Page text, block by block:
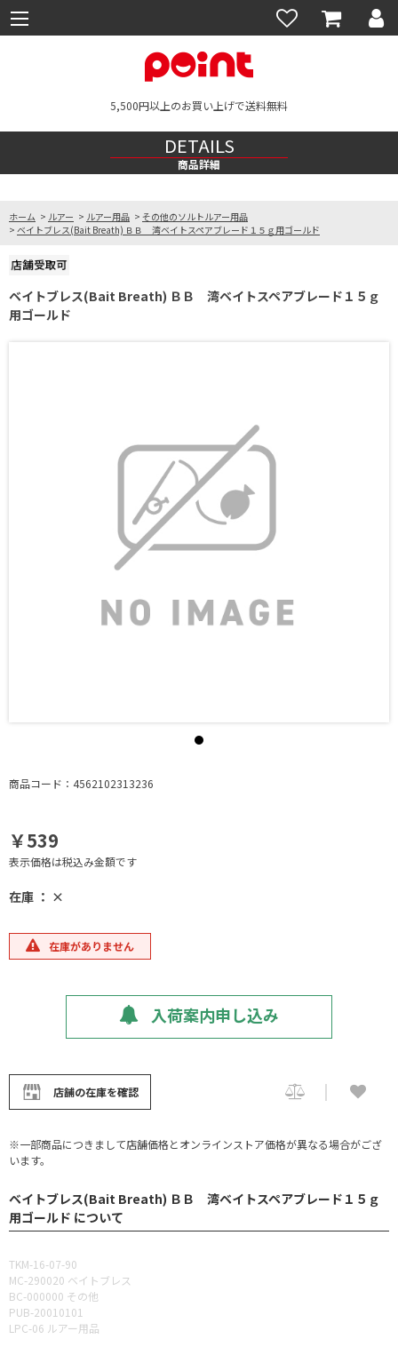
5,500円以上のお買い上げで送料無料
DETAILS
商品詳細
ホーム > ルアー > ルアー用品 > その他のソルトルアー用品
> ベイトブレス(Bait Breath) ＢＢ 湾ベイトスペアブレード１５ｇ用ゴールド
ベイトブレス(Bait Breath) ＢＢ 湾ベイトスペアブレード１５ｇ
用ゴールド
商品コード：4562102313236
￥539
表示価格は税込み金額です
在庫 ： ×
在庫がありません
入荷案内申し込み
店舗の在庫を確認
※一部商品につきまして店舗価格とオンラインストア価格が異なる場合がござ
います。
ベイトブレス(Bait Breath) ＢＢ 湾ベイトスペアブレード１５ｇ
用ゴールド について
TKM-16-07-90
MC-290020 ベイトブレス
BC-000000 その他
PUB-20010101
LPC-06 ルアー用品